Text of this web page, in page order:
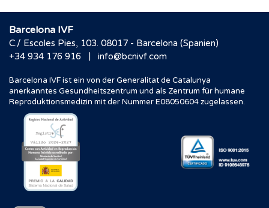
Barcelona IVF
C./ Escoles Pies, 103. 08017 - Barcelona (Spanien)
+34 934 176 916
| info@bcnivf.com
Barcelona IVF ist ein von der Generalitat de Catalunya
anerkanntes Gesundheitszentrum und als Zentrum für humane
Reproduktionsmedizin mit der Nummer E08050604 zugelassen.